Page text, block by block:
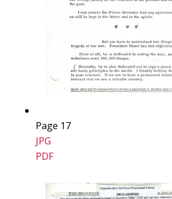
Page 17
JPG
PDF